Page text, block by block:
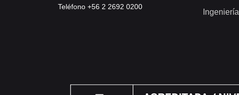
Teléfono +56 2 2692 0200
Ingeniería